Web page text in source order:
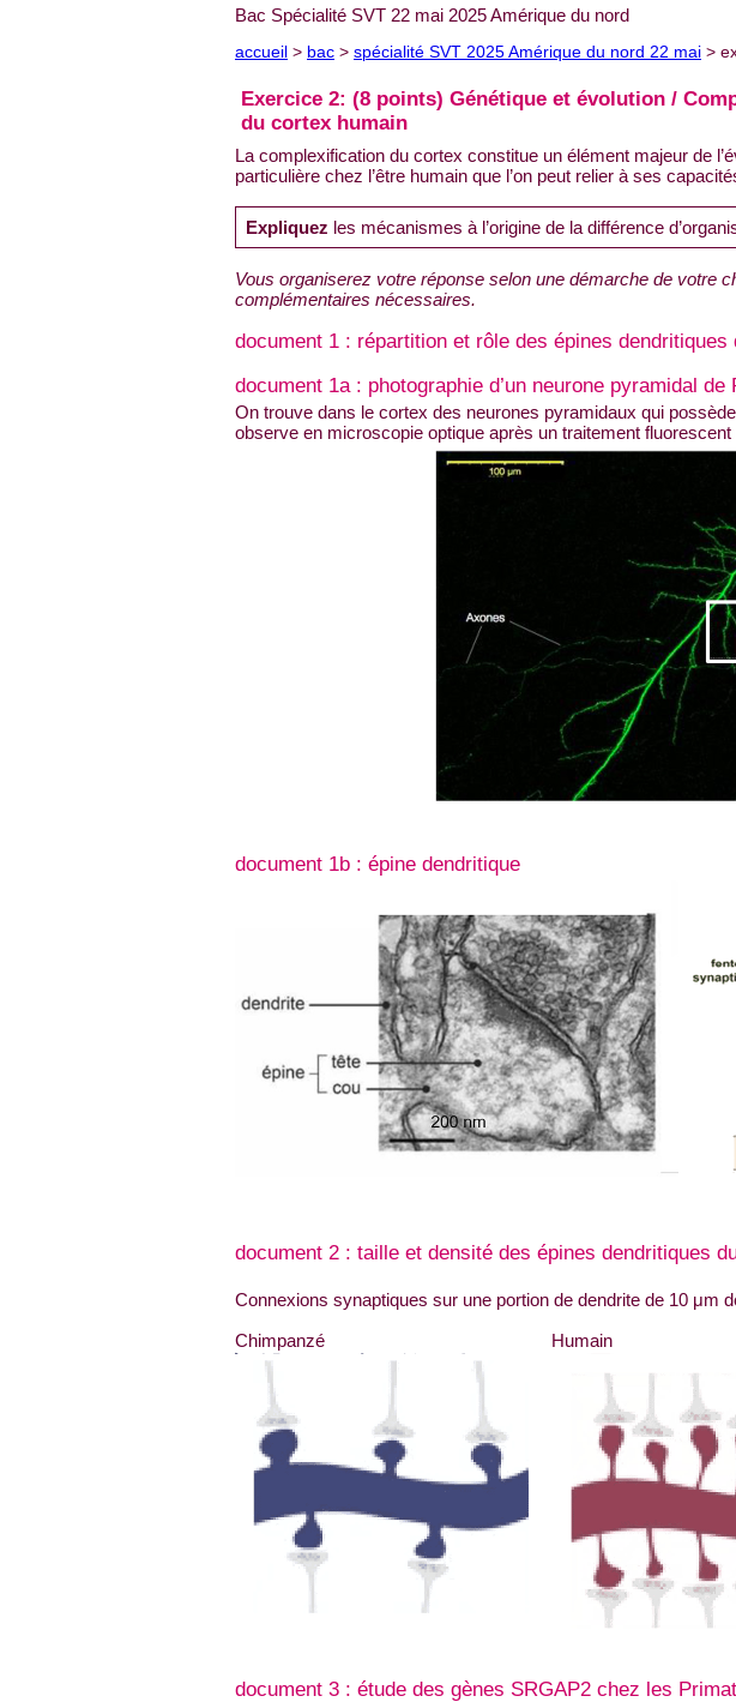
Bac Spécialité SVT 22 mai 2025 Amérique du nord
accueil > bac > spécialité SVT 2025 Amérique du nord 22 mai >
Exercice 2: (8 points) Génétique et évolution /
du cortex humain
La complexification du cortex constitue un élément majeur de
particulière chez l’être humain que l’on peut relier à ses
Expliquez les mécanismes à l’origine de la différence
Vous organiserez votre réponse selon une démarche de votre
complémentaires nécessaires.
document 1 : répartition et rôle des épines dendritiques
document 1a : photographie d’un neurone pyramidal de
On trouve dans le cortex des neurones pyramidaux qui
observe en microscopie optique après un traitement
document 1b : épine dendritique
document 2 : taille et densité des épines dendritiques
Connexions synaptiques sur une portion de dendrite de 10 μm
Chimpanzé
Humain
document 3 : étude des gènes SRGAP2 chez les